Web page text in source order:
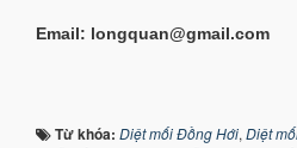
Email: longquan@gmail.com
Từ khóa: Diệt mối Đồng Hới, Diệt